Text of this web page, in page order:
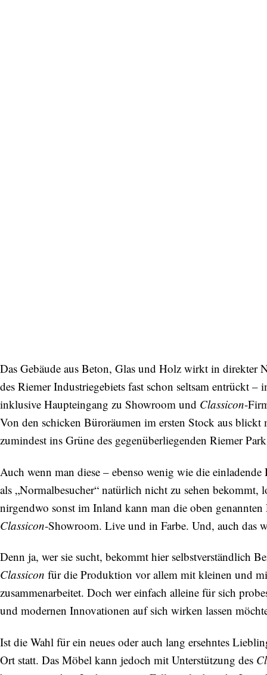
Das Gebäude aus Beton, Glas und Holz wirkt in direkter
des Riemer Industriegebiets fast schon seltsam entrückt
inklusive Haupteingang zu Showroom und Classicon-
Von den schicken Büroräumen im ersten Stock aus
zumindest ins Grüne des gegenüberliegenden Riemer
Auch wenn man diese – ebenso wenig wie die
als „Normalbesucher“ natürlich nicht zu sehen
nirgendwo sonst im Inland kann man die oben
Classicon-Showroom. Live und in Farbe. Und, auch das
Denn ja, wer sie sucht, bekommt hier selbstverständlich
Classicon für die Produktion vor allem mit kleinen und
zusammenarbeitet. Doch wer einfach alleine für sich
und modernen Innovationen auf sich wirken lassen
Ist die Wahl für ein neues oder auch lang ersehntes
Ort statt. Das Möbel kann jedoch mit Unterstützung des